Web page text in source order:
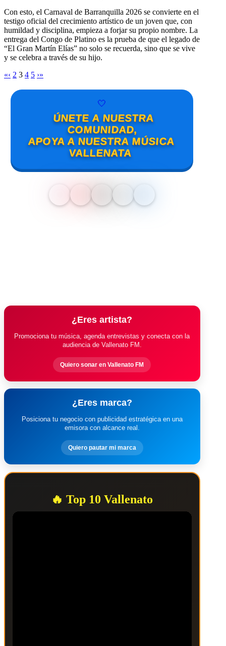
Con esto, el Carnaval de Barranquilla 2026 se convierte en el
testigo oficial del crecimiento artístico de un joven que, con
humildad y disciplina, empieza a forjar su propio nombre. La
entrega del Congo de Platino es la prueba de que el legado de
“El Gran Martín Elías” no solo se recuerda, sino que se vive
y se celebra a través de su hijo.
«‹ 2 3 4 5 ›»
🤍
ÚNETE A NUESTRA
COMUNIDAD,
APOYA A NUESTRA MÚSICA
VALLENATA
¿Eres artista?
Promociona tu música, agenda entrevistas y conecta con la
audiencia de Vallenato FM.
Quiero sonar en Vallenato FM
¿Eres marca?
Posiciona tu negocio con publicidad estratégica en una
emisora con alcance real.
Quiero pautar mi marca
🔥 Top 10 Vallenato